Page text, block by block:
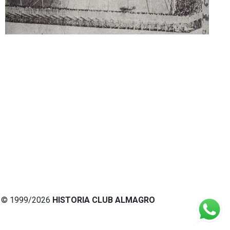
© 1999/2026 HISTORIA CLUB ALMAGRO